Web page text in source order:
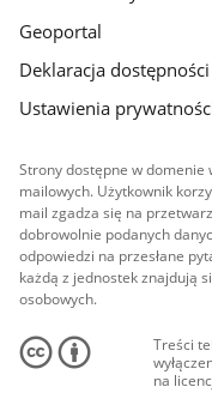
Geoportal
Deklaracja
Ustawienia
Strony dostępne w domenie
mailowych. Użytkownik
mail zgadza się na
dobrowolnie podanych
odpowiedzi na przesłane
każdą z jednostek znajdują
osobowych.
Treści
na